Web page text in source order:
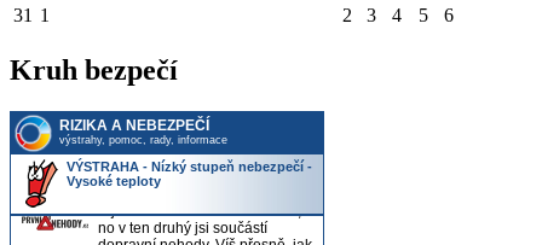
31 1 2 3 4 5 6
Kruh bezpečí